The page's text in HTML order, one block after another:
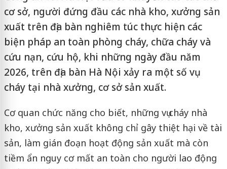
cơ sở, người đứng đầu các nhà kho, xưởng sản
xuất trên địa bàn nghiêm túc thực hiện các
biện pháp an toàn phòng cháy, chữa cháy và
cứu nạn, cứu hộ, khi những ngày đầu năm
2026, trên địa bàn Hà Nội xảy ra một số vụ
cháy tại nhà xưởng, cơ sở sản xuất.
Cơ quan chức năng cho biết, những vụ cháy nhà
kho, xưởng sản xuất không chỉ gây thiệt hại về tài
sản, làm gián đoạn hoạt động sản xuất mà còn
tiềm ẩn nguy cơ mất an toàn cho người lao động